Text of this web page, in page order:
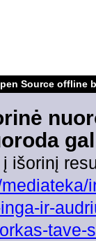
Source offline
išorinį
ir-
tave-